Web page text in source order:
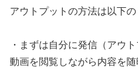
アウトプットの方法は以下の
・まずは自分に発信（アウ
動画を閲覧しながら内容を